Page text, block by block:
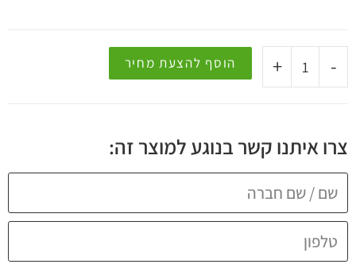
-
+ הוסף להצעת מחיר
צרו איתנו קשר בנוגע למוצר זה: